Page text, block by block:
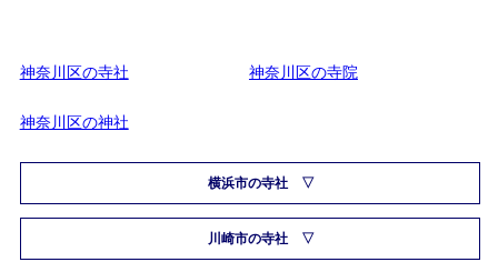
神奈川区の寺社 神奈川区の寺院
神奈川区の神社
横浜市の寺社
川崎市の寺社